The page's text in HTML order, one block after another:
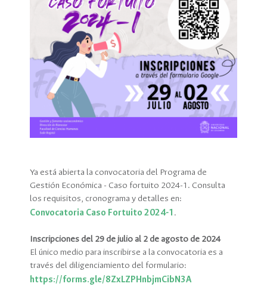
Ya está abierta la convocatoria del Programa de
Gestión Económica - Caso fortuito 2024-1. Consulta
los requisitos, cronograma y detalles en:
Convocatoria Caso Fortuito 2024-1 .
Inscripciones del 29 de julio al 2 de agosto de 2024
El único medio para inscribirse a la convocatoria es a
través del diligenciamiento del formulario:
https://forms.gle/8ZxLZPHnbjmCibN3A